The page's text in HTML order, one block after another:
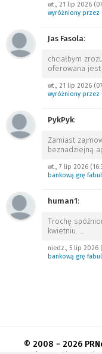
wt., 21 lip 2026
wyróżniony przez
Jas Fasola:
chciałbym
oferowana
wt., 21 lip 2026
wyróżniony przez
PykPyk:
Zamiast
beznadziejną
wt., 7 lip 2026
bankową grę
human1:
Trochę
kwietniu. …
niedz., 5 lip 2026
bankową grę
© 2008 − 2026